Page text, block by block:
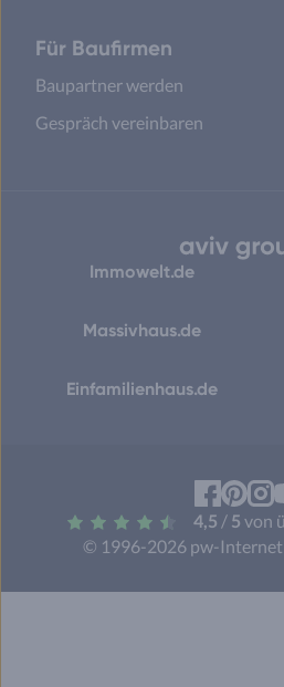
Für Baufirmen
Baupartner werden
Gespräch vereinbaren
Immowelt.de
Massivhaus.de
Einfamilienhaus.de
© 1996-2026 pw-Internet
4,5 / 5 von